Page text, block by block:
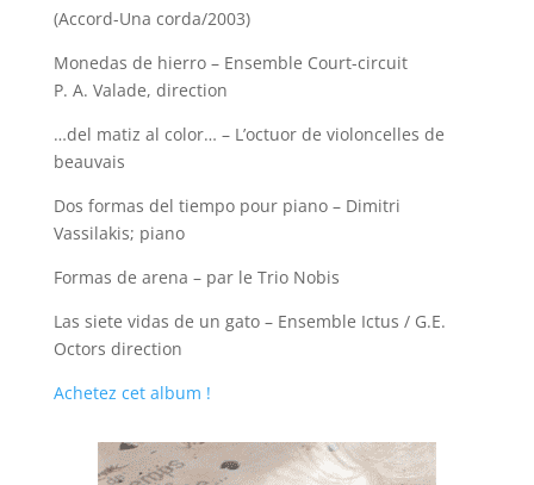
(Accord-Una corda/2003)
Monedas de hierro – Ensemble Court-circuit
P. A. Valade, direction
…del matiz al color… – L’octuor de violoncelles de
beauvais
Dos formas del tiempo pour piano – Dimitri
Vassilakis; piano
Formas de arena – par le Trio Nobis
Las siete vidas de un gato – Ensemble Ictus / G.E.
Octors direction
Achetez cet album !